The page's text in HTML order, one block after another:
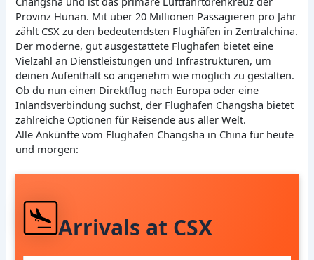
Provinz Hunan. Mit über 20 Millionen Passagieren pro Jahr
zählt CSX zu den bedeutendsten Flughäfen in Zentralchina.
Der moderne, gut ausgestattete Flughafen bietet eine
Vielzahl an Dienstleistungen und Infrastrukturen, um
deinen Aufenthalt so angenehm wie möglich zu gestalten.
Ob du nun einen Direktflug nach Europa oder eine
Inlandsverbindung suchst, der Flughafen Changsha bietet
zahlreiche Optionen für Reisende aus aller Welt.
Alle Ankünfte vom Flughafen Changsha in China für heute
und morgen:
Arrivals at CSX